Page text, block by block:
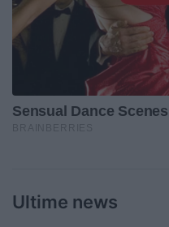
Ultime news